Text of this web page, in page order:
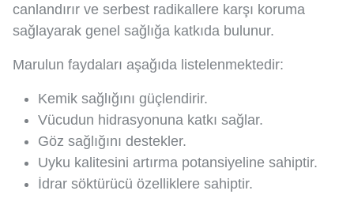
canlandırır ve serbest radikallere karşı koruma
sağlayarak genel sağlığa katkıda bulunur.
Marulun faydaları aşağıda listelenmektedir:
Kemik sağlığını güçlendirir.
Vücudun hidrasyonuna katkı sağlar.
Göz sağlığını destekler.
Uyku kalitesini artırma potansiyeline sahiptir.
İdrar söktürücü özelliklere sahiptir.